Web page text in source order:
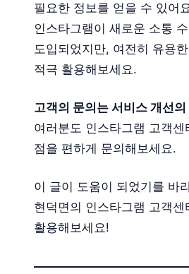
필요한 정보를 얻을 수 있어
인스타그램이 새로운 소통
도입되었지만, 여전히 유용
적극 활용해보세요.
고객의 문의는 서비스 개선
여러분도 인스타그램 고객
점을 편하게 문의해보세요.
이 글이 도움이 되었기를 바
현덕면의 인스타그램 고객센
활용해보세요!